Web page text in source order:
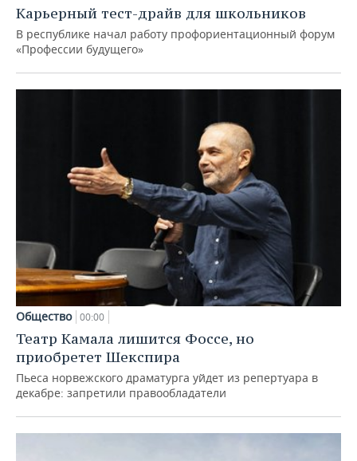
Карьерный тест-драйв для школьников
В республике начал работу профориентационный форум
«Профессии будущего»
Общество 00:00
Театр Камала лишится Фоссе, но
приобретет Шекспира
Пьеса норвежского драматурга уйдет из репертуара в
декабре: запретили правообладатели